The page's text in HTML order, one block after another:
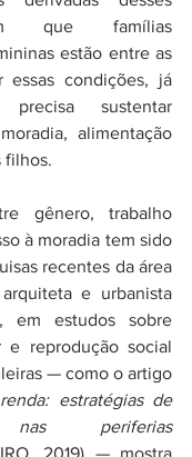
que famílias
estão entre as
essas condições, já
sustentar
alimentação
filhos.
gênero, trabalho
à moradia tem sido
recentes da área
e urbanista
em estudos sobre
e reprodução social
estratégias de
nas periferias
2019) — mostra